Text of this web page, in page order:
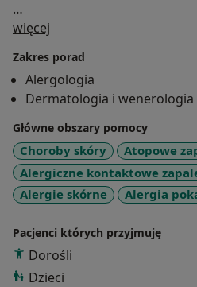
Jako lekarz dermatolog
leczeniem pacjentów z alergią
tym astmy. Nie wykonuję
(krioterapia,
Specjalizację I i II stopnia z
pracując wiele lat w oddziale
przychodni przyszpitalnej
kierunkiem docent Oleny
Jestem Członkiem Polskiego
więcej
Zakres porad
Alergologia
Dermatologia i wenerologia
Główne obszary pomocy
Choroby skóry
Atopowe
Alergiczne kontaktowe
Alergie skórne
Alergia
Pacjenci których przyjmuję
Dorośli
Dzieci